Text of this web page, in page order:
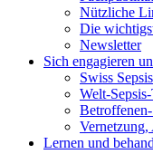
Nützliche
Die
Newsletter
Sich engagieren
Swiss
Welt-
Vernetzung,
Lernen und